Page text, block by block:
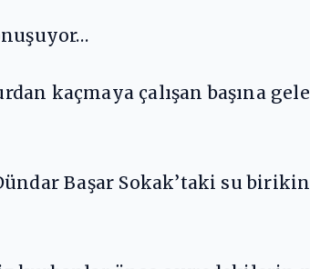
kaçmaya çalışan başına
Başar Sokak’taki su